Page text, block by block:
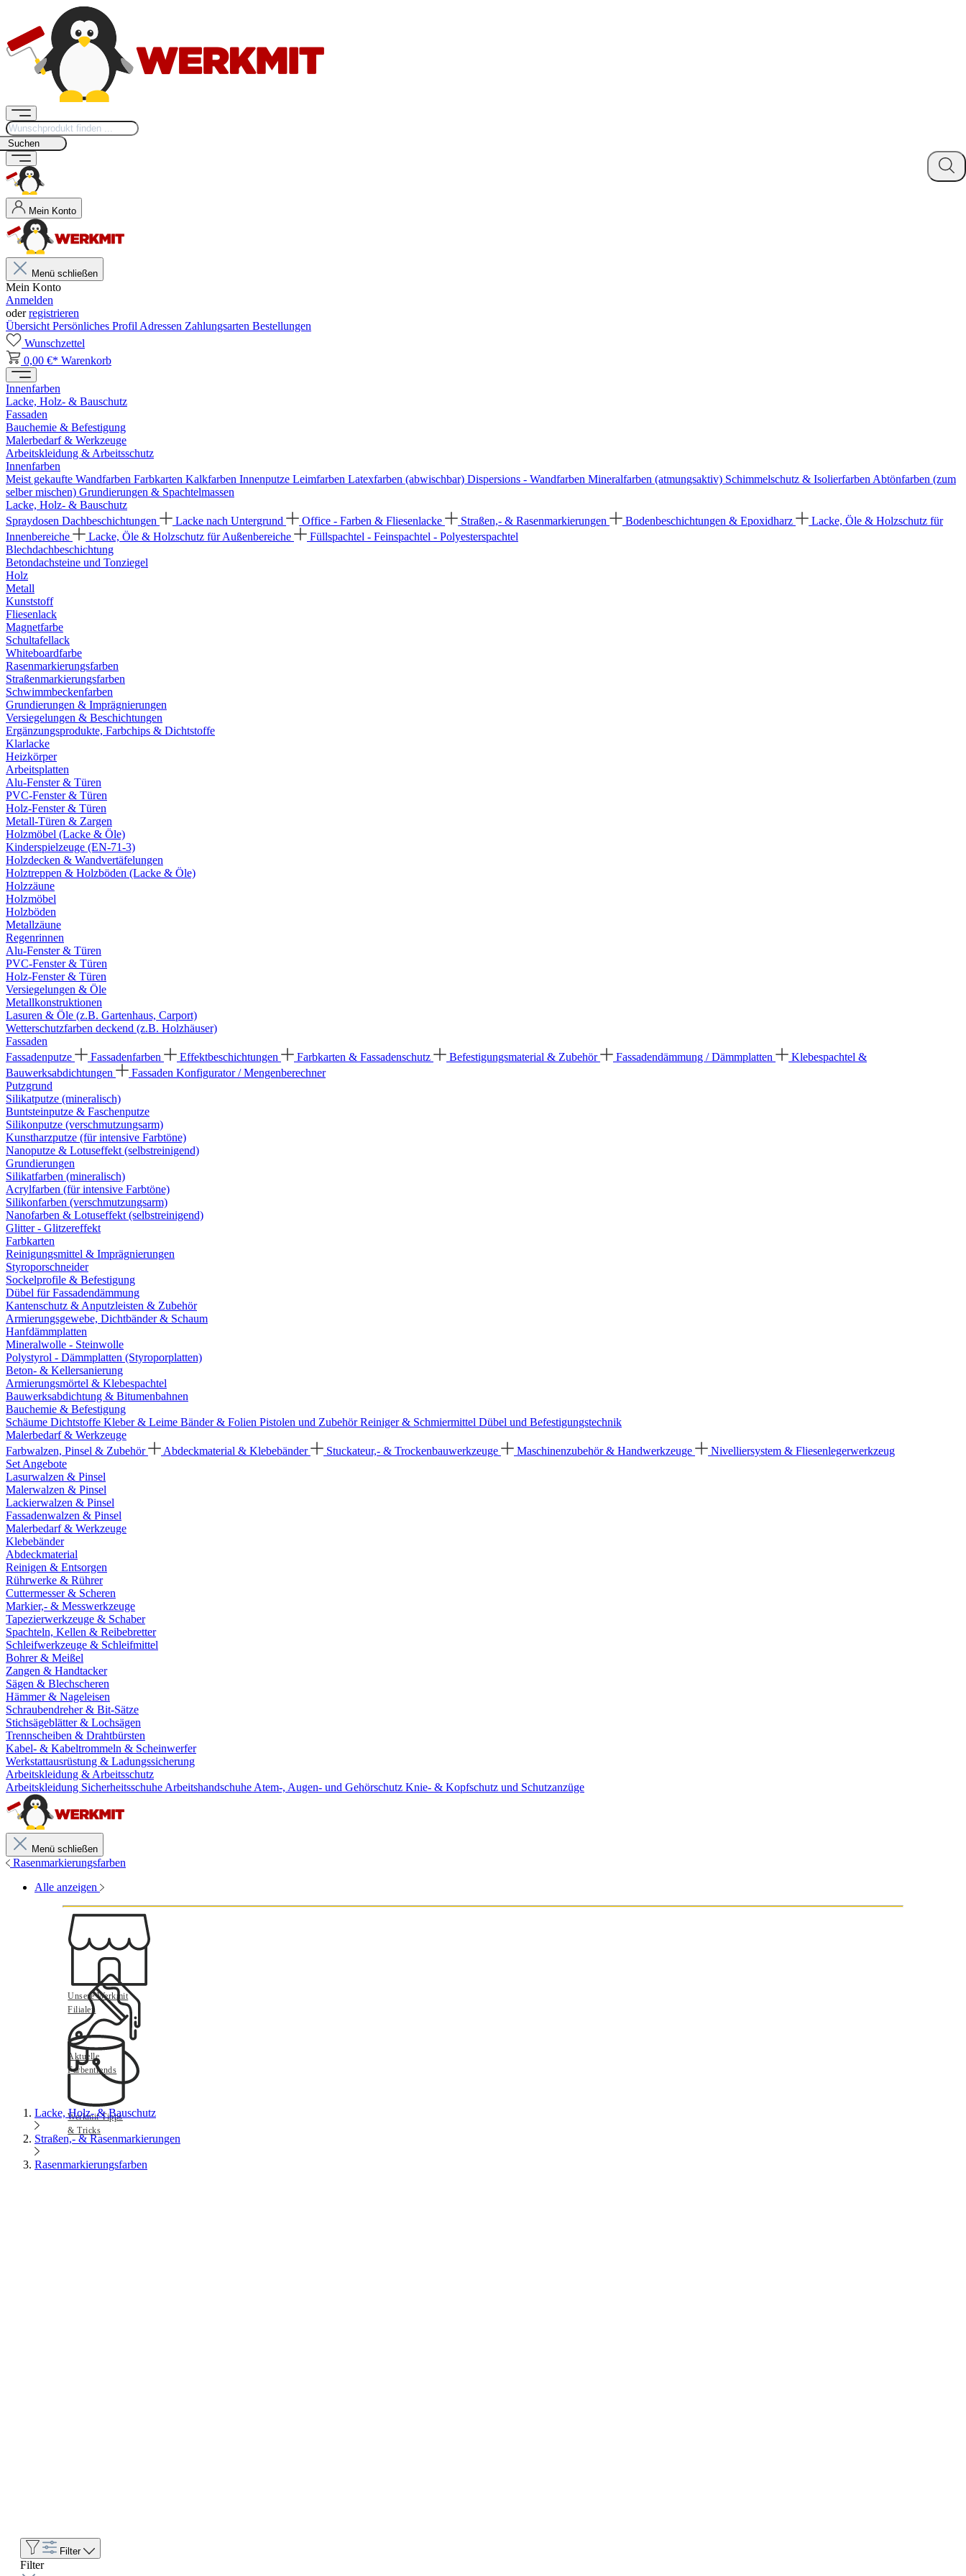
Suchen
Mein Konto
Menü schließen
Mein Konto
Anmelden
oderregistrieren
Übersicht Persönliches Profil Adressen Zahlungsarten Bestellungen
Wunschzettel
0,00 €* Warenkorb
Innenfarben
Lacke, Holz- & Bauschutz
Fassaden
Bauchemie & Befestigung
Malerbedarf & Werkzeuge
Arbeitskleidung & Arbeitsschutz
Innenfarben
Meist gekaufte Wandfarben Farbkarten Kalkfarben Innenputze Leimfarben Latexfarben (abwischbar) Dispersions - Wandfarben Mineralfarben (atmungsaktiv) Schimmelschutz & Isolierfarben Abtönfarben (zum
selber mischen) Grundierungen & Spachtelmassen
Lacke, Holz- & Bauschutz
Spraydosen Dachbeschichtungen Lacke nach Untergrund Office - Farben & Fliesenlacke Straßen,- & Rasenmarkierungen Bodenbeschichtungen & Epoxidharz
Lacke, Öle & Holzschutz für
Innenbereiche
Lacke, Öle & Holzschutz für Außenbereiche
Füllspachtel - Feinspachtel - Polyesterspachtel
Blechdachbeschichtung
Betondachsteine und Tonziegel
Holz
Metall
Kunststoff
Fliesenlack
Magnetfarbe
Schultafellack
Whiteboardfarbe
Rasenmarkierungsfarben
Straßenmarkierungsfarben
Schwimmbeckenfarben
Grundierungen & Imprägnierungen
Versiegelungen & Beschichtungen
Ergänzungsprodukte, Farbchips & Dichtstoffe
Klarlacke
Heizkörper
Arbeitsplatten
Alu-Fenster & Türen
PVC-Fenster & Türen
Holz-Fenster & Türen
Metall-Türen & Zargen
Holzmöbel (Lacke & Öle)
Kinderspielzeuge (EN-71-3)
Holzdecken & Wandvertäfelungen
Holztreppen & Holzböden (Lacke & Öle)
Holzzäune
Holzmöbel
Holzböden
Metallzäune
Regenrinnen
Alu-Fenster & Türen
PVC-Fenster & Türen
Holz-Fenster & Türen
Versiegelungen & Öle
Metallkonstruktionen
Lasuren & Öle (z.B. Gartenhaus, Carport)
Wetterschutzfarben deckend (z.B. Holzhäuser)
Fassaden
Fassadenputze
Fassadenfarben Effektbeschichtungen Farbkarten & Fassadenschutz Befestigungsmaterial & Zubehör Fassadendämmung / Dämmplatten
Klebespachtel &
Bauwerksabdichtungen
Fassaden Konfigurator / Mengenberechner
Putzgrund
Silikatputze (mineralisch)
Buntsteinputze & Faschenputze
Silikonputze (verschmutzungsarm)
Kunstharzputze (für intensive Farbtöne)
Nanoputze & Lotuseffekt (selbstreinigend)
Grundierungen
Silikatfarben (mineralisch)
Acrylfarben (für intensive Farbtöne)
Silikonfarben (verschmutzungsarm)
Nanofarben & Lotuseffekt (selbstreinigend)
Glitter - Glitzereffekt
Farbkarten
Reinigungsmittel & Imprägnierungen
Styroporschneider
Sockelprofile & Befestigung
Dübel für Fassadendämmung
Kantenschutz & Anputzleisten & Zubehör
Armierungsgewebe, Dichtbänder & Schaum
Hanfdämmplatten
Mineralwolle - Steinwolle
Polystyrol - Dämmplatten (Styroporplatten)
Beton- & Kellersanierung
Armierungsmörtel & Klebespachtel
Bauwerksabdichtung & Bitumenbahnen
Bauchemie & Befestigung
Schäume Dichtstoffe Kleber & Leime Bänder & Folien Pistolen und ZubehörReiniger & Schmiermittel Dübel und Befestigungstechnik
Malerbedarf & Werkzeuge
Farbwalzen, Pinsel & Zubehör
Abdeckmaterial & Klebebänder Stuckateur,- & Trockenbauwerkzeuge Maschinenzubehör & Handwerkzeuge
Nivelliersystem & Fliesenlegerwerkzeug
Set Angebote
Lasurwalzen & Pinsel
Malerwalzen & Pinsel
Lackierwalzen & Pinsel
Fassadenwalzen & Pinsel
Malerbedarf & Werkzeuge
Klebebänder
Abdeckmaterial
Reinigen & Entsorgen
Rührwerke & Rührer
Cuttermesser & Scheren
Markier,- & Messwerkzeuge
Tapezierwerkzeuge & Schaber
Spachteln, Kellen & Reibebretter
Schleifwerkzeuge & Schleifmittel
Bohrer & Meißel
Zangen & Handtacker
Sägen & Blechscheren
Hämmer & Nageleisen
Schraubendreher & Bit-Sätze
Stichsägeblätter & Lochsägen
Trennscheiben & Drahtbürsten
Kabel- & Kabeltrommeln & Scheinwerfer
Werkstattausrüstung & Ladungssicherung
Arbeitskleidung & Arbeitsschutz
Arbeitskleidung Sicherheitsschuhe Arbeitshandschuhe Atem-, Augen- und Gehörschutz Knie- & Kopfschutz und Schutzanzüge
Menü schließen
Rasenmarkierungsfarben
Alle anzeigen
Unsere Werkmit
Filialen
Aktuelle
Farbentrends
Werkmit Tipps
& Tricks
Lacke, Holz- & Bauschutz
Straßen,- & Rasenmarkierungen
Rasenmarkierungsfarben
Filter
Filter